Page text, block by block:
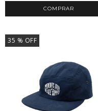
35 % OFF